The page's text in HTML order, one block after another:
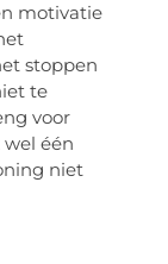
motivatie
stoppen
te
voor
één
niet